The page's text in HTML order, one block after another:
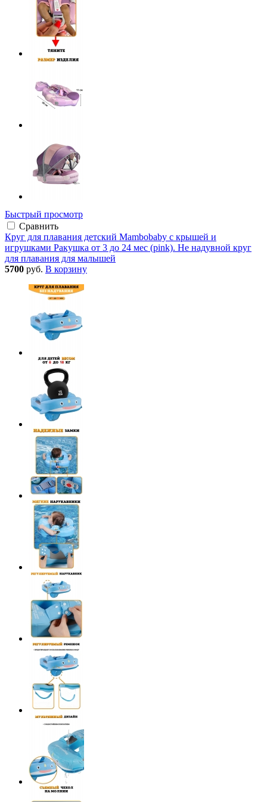
Быстрый просмотр
Сравнить
Круг для плавания детский Mambobaby с крышей и
игрушками Ракушка от 3 до 24 мес (pink). Не надувной круг
для плавания для малышей
5700 руб. В корзину